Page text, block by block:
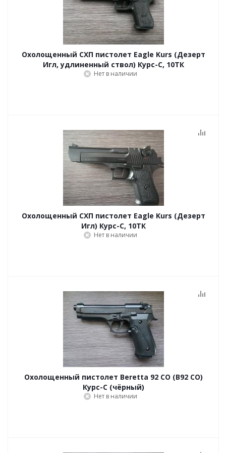
Охолощенный СХП пистолет Eagle Kurs (Дезерт
Игл, удлиненный ствол) Курс-С, 10ТК
Нет в наличии
Охолощенный СХП пистолет Eagle Kurs (Дезерт
Игл) Курс-С, 10ТК
Нет в наличии
Охолощенный пистолет Beretta 92 СО (B92 СО)
Курс-С (чёрный)
Нет в наличии